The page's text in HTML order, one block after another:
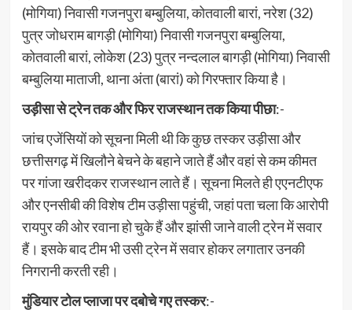
(मोगिया) निवासी गजनपुरा बम्बुलिया, कोतवाली बारां, नरेश (32)
पुत्र जोधराम बागड़ी (मोगिया) निवासी गजनपुरा बम्बुलिया,
कोतवाली बारां, लोकेश (23) पुत्र नन्दलाल बागड़ी (मोगिया) निवासी
बम्बुलिया माताजी, थाना अंता (बारां) को गिरफ्तार किया है।
उड़ीसा से ट्रेन तक और फिर राजस्थान तक किया पीछा:-
जांच एजेंसियों को सूचना मिली थी कि कुछ तस्कर उड़ीसा और
छत्तीसगढ़ में खिलौने बेचने के बहाने जाते हैं और वहां से कम कीमत
पर गांजा खरीदकर राजस्थान लाते हैं। सूचना मिलते ही एएनटीएफ
और एनसीबी की विशेष टीम उड़ीसा पहुंची, जहां पता चला कि आरोपी
रायपुर की ओर रवाना हो चुके हैं और झांसी जाने वाली ट्रेन में सवार
हैं। इसके बाद टीम भी उसी ट्रेन में सवार होकर लगातार उनकी
निगरानी करती रही।
मुंडियार टोल प्लाजा पर दबोचे गए तस्कर:-